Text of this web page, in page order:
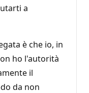
a
è che io, in
ho l'autorità
il
da non